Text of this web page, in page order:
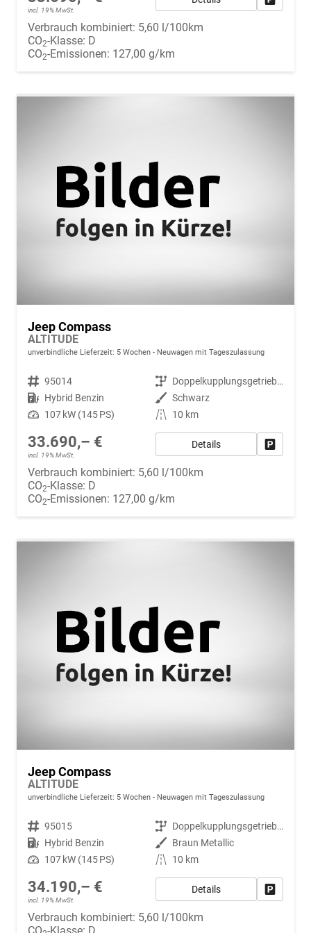
incl. 19% MwSt.
Verbrauch kombiniert: 5,60 l/100km
CO2-Klasse: D
CO2-Emissionen: 127,00 g/km
Jeep Compass
ALTITUDE
unverbindliche Lieferzeit: 5 Wochen Neuwagen mit Tageszulassung
Fahrzeugnr. 95014 Getriebe
Doppelkupplungsgetriebe (DSG)
Kraftstoff Hybrid Benzin Außenfarbe Schwarz
Leistung 107 kW (145 PS) Kilometerstand 10 km
33.690,– €
incl. 19% MwSt.
Details
Verbrauch kombiniert: 5,60 l/100km
CO2-Klasse: D
CO2-Emissionen: 127,00 g/km
Jeep Compass
ALTITUDE
unverbindliche Lieferzeit: 5 Wochen Neuwagen mit Tageszulassung
Fahrzeugnr. 95015 Getriebe
Doppelkupplungsgetriebe (DSG)
Kraftstoff Hybrid Benzin Außenfarbe Braun Metallic
Leistung 107 kW (145 PS) Kilometerstand 10 km
34.190,– €
incl. 19% MwSt.
Details
Verbrauch kombiniert: 5,60 l/100km
CO -Klasse: D